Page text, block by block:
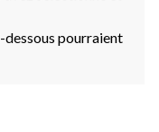
pourraient